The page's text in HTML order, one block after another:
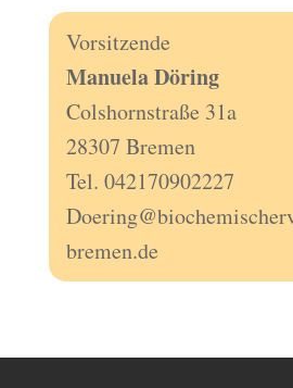
Vorsitzende
Manuela Döring
Colshornstraße 31a
28307 Bremen
Tel. 042170902227
bremen.de